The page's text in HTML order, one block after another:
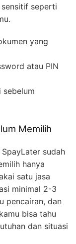
seperti
yang
atau PIN
sebelum
Memilih
sudah
hanya
satu jasa
minimal 2-3
pencairan, dan
bisa tahu
dan situasi